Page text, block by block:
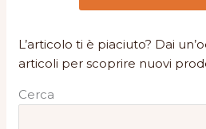
L’articolo ti è piaciuto? Dai
articoli per scoprire nuovi
Cerca